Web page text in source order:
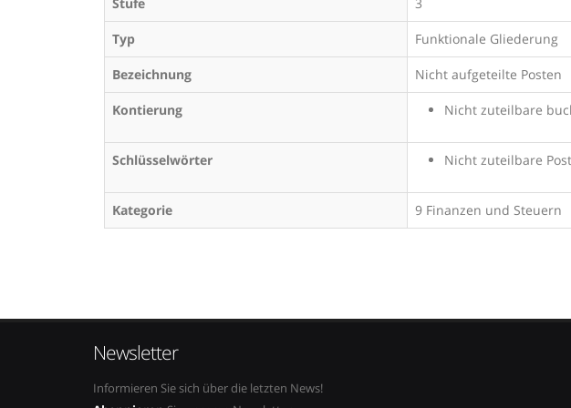
Typ Funktionale Gliederung
Bezeichnung Nicht aufgeteilte Posten
Kontierung Nicht zuteilbare
Schlüsselwörter Nicht zuteilbare
Kategorie 9 Finanzen und Steuern
Newsletter
Informieren Sie sich über die letzten News!